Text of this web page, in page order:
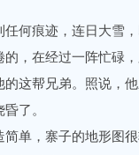
痕迹，连日大雪，
在经过一阵忙碌，
的这帮兄弟。照说，
了。
，寨子的地形图很